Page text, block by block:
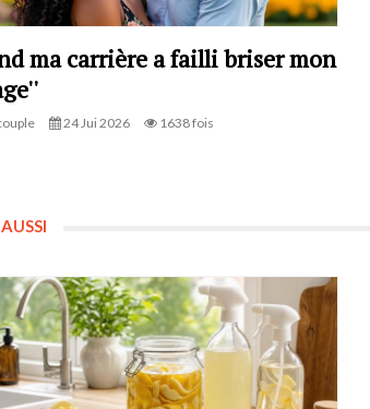
ma carrière a failli briser mon
24 Jui 2026 1638 fois